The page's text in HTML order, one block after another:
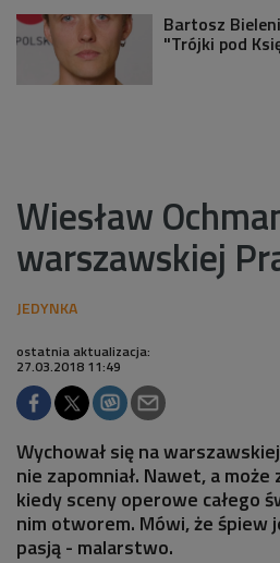
Bartosz
"Trójki pod
Wiesław
warszawskiej
ostatnia aktualizacja:
27.03.2018 11:49
Wychował się na
nie zapomniał. Nawet, a
kiedy sceny operowe całego
nim otworem. Mówi, że śpiew
pasją - malarstwo.